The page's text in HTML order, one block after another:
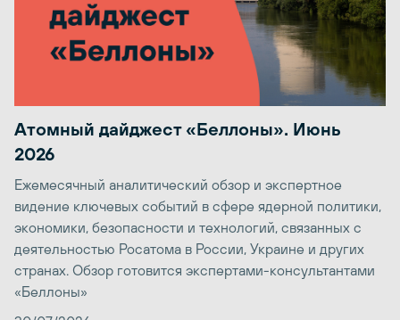
Атомный дайджест «Беллоны». Июнь
2026
Ежемесячный аналитический обзор и экспертное
видение ключевых событий в сфере ядерной политики,
экономики, безопасности и технологий, связанных с
деятельностью Росатома в России, Украине и других
странах. Обзор готовится экспертами-консультантами
«Беллоны»